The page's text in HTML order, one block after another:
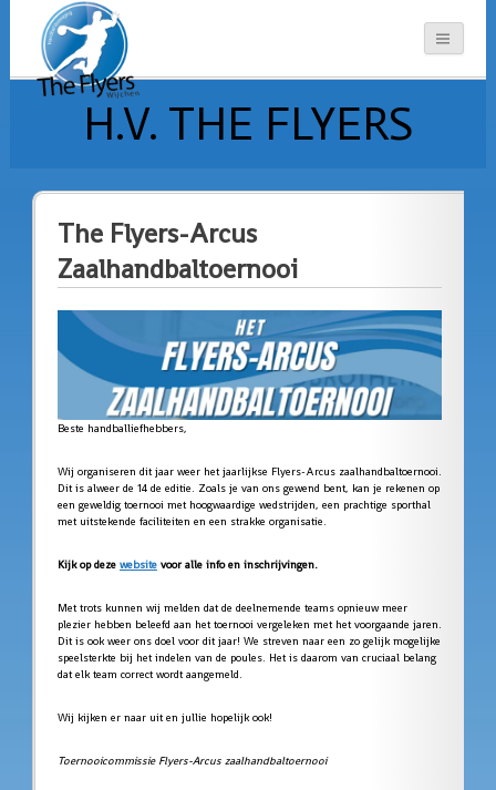
H.V. THE FLYERS
The Flyers-Arcus
Zaalhandbaltoernooi
Beste handballiefhebbers,
Wij organiseren dit jaar weer het jaarlijkse Flyers-Arcus zaalhandbaltoernooi.
Dit is alweer de 14 de editie. Zoals je van ons gewend bent, kan je rekenen op
een geweldig toernooi met hoogwaardige wedstrijden, een prachtige sporthal
met uitstekende faciliteiten en een strakke organisatie.
Kijk op deze websitevoor alle info en inschrijvingen.
Met trots kunnen wij melden dat de deelnemende teams opnieuw meer
plezier hebben beleefd aan het toernooi vergeleken met het voorgaande jaren.
Dit is ook weer ons doel voor dit jaar! We streven naar een zo gelijk mogelijke
speelsterkte bij het indelen van de poules. Het is daarom van cruciaal belang
dat elk team correct wordt aangemeld.
Wij kijken er naar uit en jullie hopelijk ook!
Toernooicommissie Flyers-Arcus zaalhandbaltoernooi